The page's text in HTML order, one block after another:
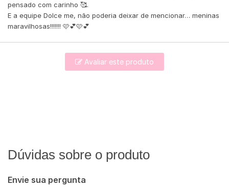
pensado com carinho 🥰.
E a equipe Dolce me, não poderia deixar de mencionar… meninas
maravilhosas!!!!!!! 🩷💕🩷💕
Avaliar este produto
Dúvidas sobre o produto
Envie sua pergunta